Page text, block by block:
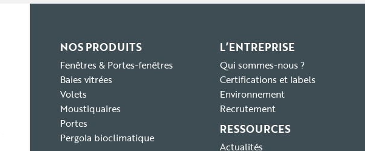
NOS PRODUITS
Fenêtres & Portes-fenêtres
Baies vitrées
Volets
Moustiquaires
Portes
Pergola bioclimatique
L’ENTREPRISE
Qui sommes-nous ?
Certifications et labels
Environnement
Recrutement
RESSOURCES
Actualités